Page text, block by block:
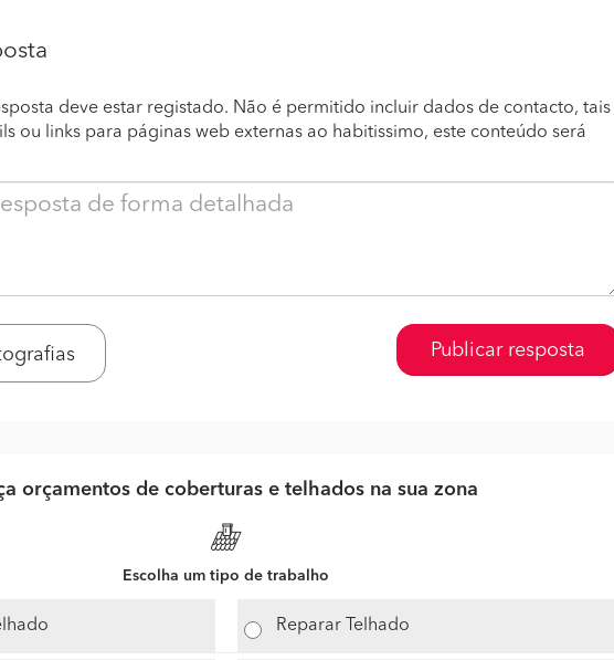
deve estar registado. Não é permitido incluir dados de contacto, tais
ou links para páginas web externas ao habitissimo, este conteúdo será
Publicar resposta
orçamentos de coberturas e telhados na sua zona
Escolha um tipo de trabalho
Reparar Telhado